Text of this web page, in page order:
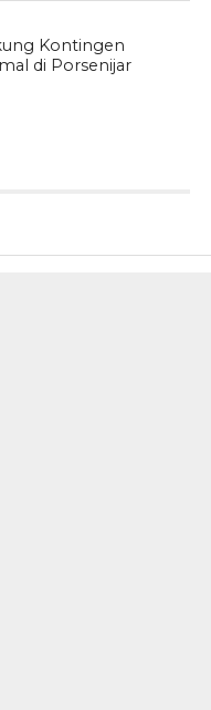
Kontingen
di Porsenijar